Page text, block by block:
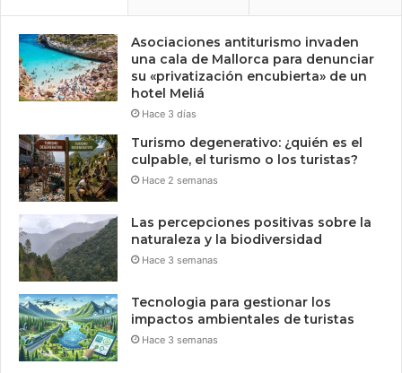
Asociaciones antiturismo invaden
una cala de Mallorca para denunciar
su «privatización encubierta» de un
hotel Meliá
Hace 3 días
Turismo degenerativo: ¿quién es el
culpable, el turismo o los turistas?
Hace 2 semanas
Las percepciones positivas sobre la
naturaleza y la biodiversidad
Hace 3 semanas
Tecnologia para gestionar los
impactos ambientales de turistas
Hace 3 semanas